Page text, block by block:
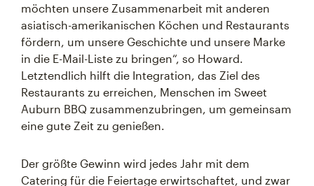
möchten unsere Zusammenarbeit mit anderen
asiatisch-amerikanischen Köchen und Restaurants
fördern, um unsere Geschichte und unsere Marke
in die E-Mail-Liste zu bringen“, so Howard.
Letztendlich hilft die Integration, das Ziel des
Restaurants zu erreichen, Menschen im Sweet
Auburn BBQ zusammenzubringen, um gemeinsam
eine gute Zeit zu genießen.
Der größte Gewinn wird jedes Jahr mit dem
Catering für die Feiertage erwirtschaftet, und zwar